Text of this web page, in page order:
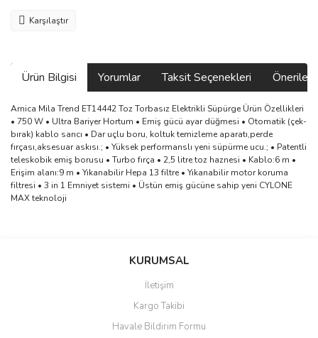
Karşılaştır
Ürün Bilgisi Yorumlar Taksit Seçenekleri
Arnica Mila Trend ET14442 Toz Torbasız Elektrikli Süpürge Ürün Özellikleri
• 750 W • Ultra Bariyer Hortum • Emiş gücü ayar düğmesi • Otomatik (çek-
bırak) kablo sarıcı • Dar uçlu boru, koltuk temizleme aparatı,perde
fırçası,aksesuar askısı.; • Yüksek performanslı yeni süpürme ucu.; • Patentli
teleskobik emiş borusu • Turbo fırça • 2,5 litre toz haznesi • Kablo:6 m •
Erişim alanı:9 m • Yıkanabilir Hepa 13 filtre • Yıkanabilir motor koruma
filtresi • 3 in 1 Emniyet sistemi • Üstün emiş gücüne sahip yeni CYLONE
MAX teknoloji
Bu ürüne ilk yorumu siz yapın!
Ürün resmi kalitesiz, bozuk veya görüntülenemiyor.
Ürün açıklamasında eksik bilgiler bulunuyor.
KURUMSAL
İletişim
Kargo Takibi
Havale Bildirim Formu